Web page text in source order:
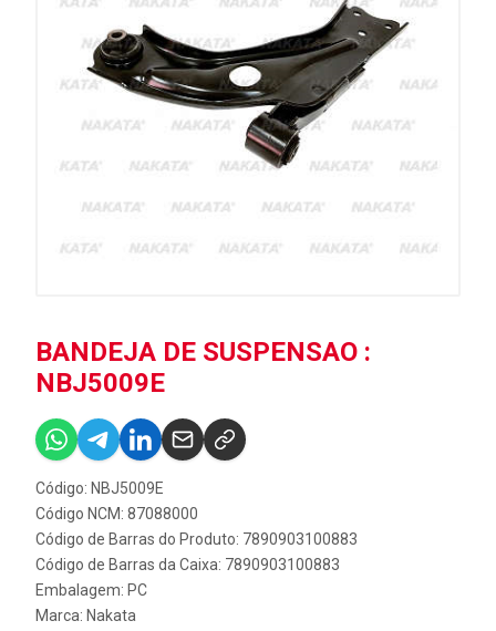
BANDEJA DE SUSPENSAO :
NBJ5009E
Código: NBJ5009E
Código NCM: 87088000
Código de Barras do Produto: 7890903100883
Código de Barras da Caixa: 7890903100883
Embalagem: PC
Marca: Nakata